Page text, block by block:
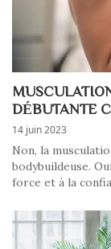
DÉBUTANTE
14 juin 2023
Non, la
bodybuildeuse.
force et à la